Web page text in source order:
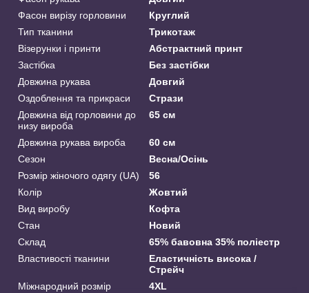
Фасон вирізу горловини
Круглий
Тип тканини
Трикотаж
Візерунки і принти
Абстрактний принт
Застібка
Без застібки
Довжина рукава
Довгий
Оздоблення та прикраси
Стрази
Довжина від горловини до
низу вироба
65 см
Довжина рукава вироба
60 см
Сезон
Весна/Осінь
Розмір жіночого одягу (UA)
56
Колір
Жовтий
Вид виробу
Кофта
Стан
Новий
Склад
65% бавовна 35% поліестр
Властивості тканини
Еластичність висока /
Стрейч
Міжнародний розмір
4XL